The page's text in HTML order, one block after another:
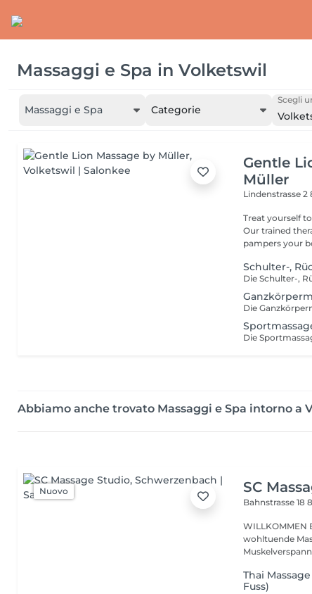
Massaggi e Spa in Volketswil
Massaggi e Spa Categorie
Scegli
Gentle
Müller
Lindenstrasse 2
Treat yourself
Our trained
pampers your
Schulter-,
Abbiamo anche trovato Massaggi e Spa intorno a
Nuovo SC
Bahnstrasse 18
WILLKOMMEN BEIM
wohltuende
Thai
Fuss)